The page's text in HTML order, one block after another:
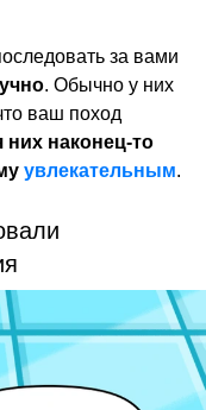
за вами
. Обычно у них
ваш поход
наконец-то
увлекательным.